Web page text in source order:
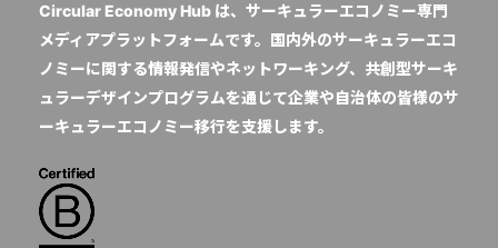
Circular Economy Hub は、サーキュラーエコノミー専門
メディアプラットフォームです。国内外のサーキュラーエコ
ノミーに関する情報発信やネットワーキング、共創型サーキ
ュラーデザインプログラムを通じて企業や自治体の皆様のサ
ーキュラーエコノミー移行を支援します。